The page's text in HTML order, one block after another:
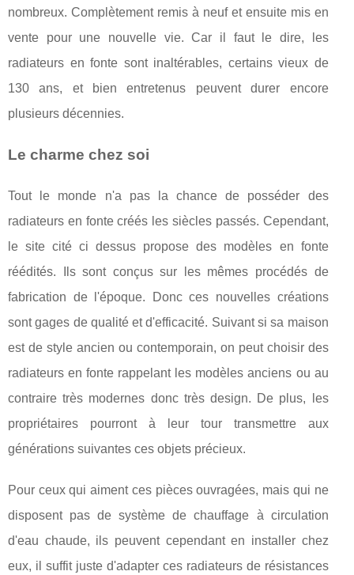
nombreux. Complètement remis à neuf et ensuite mis en
vente pour une nouvelle vie. Car il faut le dire, les
radiateurs en fonte sont inaltérables, certains vieux de
130 ans, et bien entretenus peuvent durer encore
plusieurs décennies.
Le charme chez soi
Tout le monde n'a pas la chance de posséder des
radiateurs en fonte créés les siècles passés. Cependant,
le site cité ci dessus propose des modèles en fonte
réédités. Ils sont conçus sur les mêmes procédés de
fabrication de l'époque. Donc ces nouvelles créations
sont gages de qualité et d'efficacité. Suivant si sa maison
est de style ancien ou contemporain, on peut choisir des
radiateurs en fonte rappelant les modèles anciens ou au
contraire très modernes donc très design. De plus, les
propriétaires pourront à leur tour transmettre aux
générations suivantes ces objets précieux.
Pour ceux qui aiment ces pièces ouvragées, mais qui ne
disposent pas de système de chauffage à circulation
d'eau chaude, ils peuvent cependant en installer chez
eux, il suffit juste d'adapter ces radiateurs de résistances